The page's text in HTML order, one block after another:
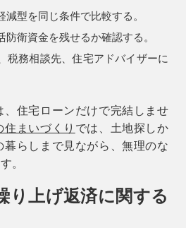
型を同じ条件で比較する。
衛資金を残せるか確認する。
税務相談先、住宅アドバイザーに
、住宅ローンだけで完結しませ
まいづくり では、土地探しか
暮らしまで見ながら、無理のな
。
り上げ返済に関する